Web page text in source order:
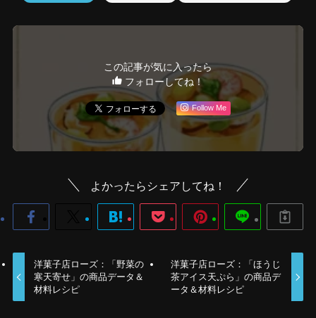
この記事が気に入ったら
フォローしてね！
Follow Me
よかったらシェアしてね！
洋菓子店ローズ：「野菜の
寒天寄せ」の商品データ＆
材料レシピ
洋菓子店ローズ：「ほうじ
茶アイス天ぷら」の商品デ
ータ＆材料レシピ